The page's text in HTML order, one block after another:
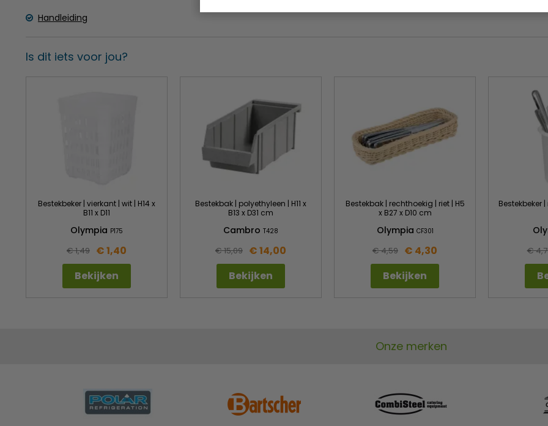
Handleiding
Is dit iets voor jou?
Bestekbeker | vierkant | wit | H14 x
B11 x D11
Olympia P175
€ 1,49 € 1,40
Bekijken
Bestekbak | polyethyleen | H11 x
B13 x D31 cm
Cambro T428
€ 15,09 € 14,00
Bekijken
Bestekbak | rechthoekig | riet | H5
x B27 x D10 cm
Olympia CF301
€ 4,59 € 4,30
Bekijken
Bestekbeker |
€
Onze merken